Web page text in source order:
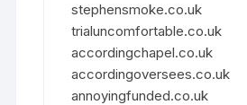
stephensmoke.co.uk
trialuncomfortable.co.uk
accordingchapel.co.uk
accordingoversees.co.uk
annoyingfunded.co.uk